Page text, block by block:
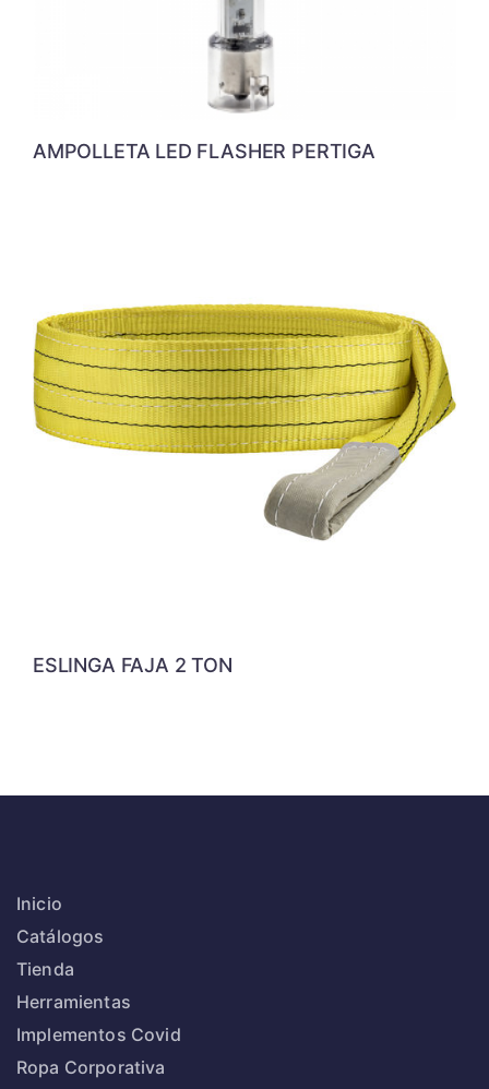
AMPOLLETA LED FLASHER PERTIGA
ESLINGA FAJA 2 TON
Inicio
Catálogos
Tienda
Herramientas
Implementos Covid
Ropa Corporativa